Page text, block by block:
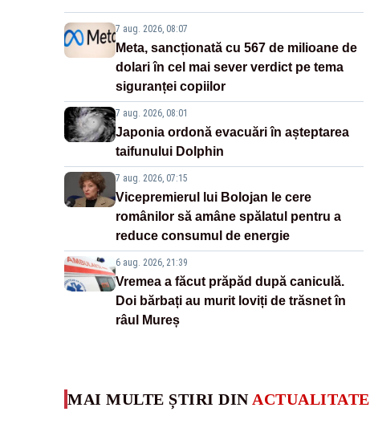
7 aug. 2026, 08:07
Meta, sancționată cu 567 de milioane de
dolari în cel mai sever verdict pe tema
siguranței copiilor
7 aug. 2026, 08:01
Japonia ordonă evacuări în așteptarea
taifunului Dolphin
7 aug. 2026, 07:15
Vicepremierul lui Bolojan le cere
românilor să amâne spălatul pentru a
reduce consumul de energie
6 aug. 2026, 21:39
Vremea a făcut prăpăd după caniculă.
Doi bărbați au murit loviți de trăsnet în
râul Mureș
MAI MULTE ȘTIRI DIN ACTUALITATE